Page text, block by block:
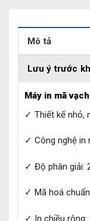
Mô tả
Lưu ý trước
Máy in mã
✓ Thiết kế nhỏ,
✓ Công nghệ in
✓ Độ phân giải:
✓ Mã hoá
✓ In chiều rộng: